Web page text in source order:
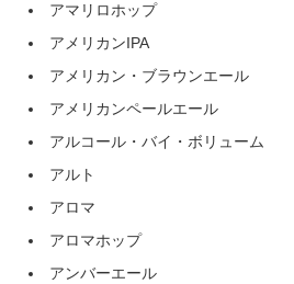
アマリロホップ
アメリカンIPA
アメリカン・ブラウンエール
アメリカンペールエール
アルコール・バイ・ボリューム
アルト
アロマ
アロマホップ
アンバーエール